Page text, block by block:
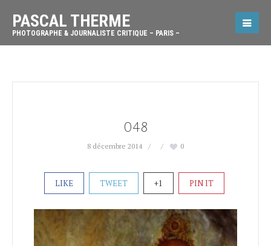
PASCAL THERME
PHOTOGRAPHE & JOURNALISTE CRITIQUE – PARIS –
048
8 décembre 2014 0
LIKE TWEET +1 PIN IT